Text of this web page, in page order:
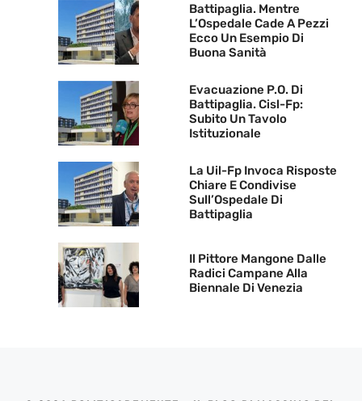
Battipaglia. Mentre
L’Ospedale Cade A Pezzi
Ecco Un Esempio Di
Buona Sanità
Evacuazione P.O. Di
Battipaglia. Cisl-Fp:
Subito Un Tavolo
Istituzionale
La Uil-Fp Invoca Risposte
Chiare E Condivise
Sull’Ospedale Di
Battipaglia
Il Pittore Mangone Dalle
Radici Campane Alla
Biennale Di Venezia